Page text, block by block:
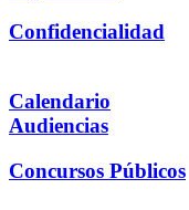
Confidencialidad
Calendario
Audiencias
Concursos Públicos